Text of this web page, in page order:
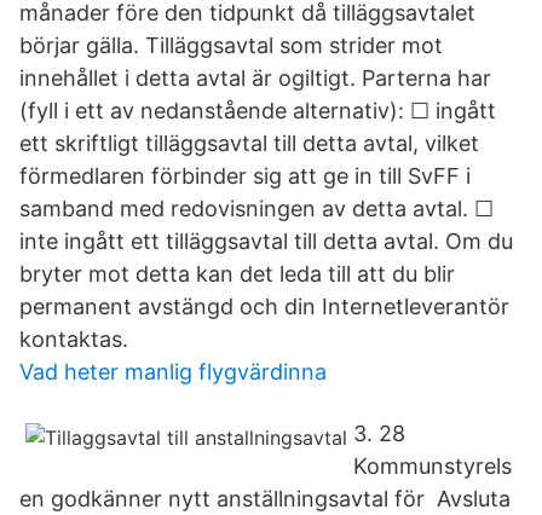
månader före den tidpunkt då tilläggsavtalet
börjar gälla. Tilläggsavtal som strider mot
innehållet i detta avtal är ogiltigt. Parterna har
(fyll i ett av nedanstående alternativ): ☐ ingått
ett skriftligt tilläggsavtal till detta avtal, vilket
förmedlaren förbinder sig att ge in till SvFF i
samband med redovisningen av detta avtal. ☐
inte ingått ett tilläggsavtal till detta avtal. Om du
bryter mot detta kan det leda till att du blir
permanent avstängd och din Internetleverantör
kontaktas.
Vad heter manlig flygvärdinna
3. 28
Kommunstyrels
en godkänner nytt anställningsavtal för Avsluta